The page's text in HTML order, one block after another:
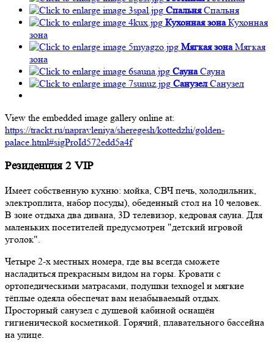
Спальня Спальня
Кухонная зона Кухонная
зона
Мягкая зона Мягкая
зона
Сауна Сауна
Санузел Санузел
View the embedded image gallery online at:
https://trackt.ru/napravleniya/sheregesh/kottedzhi/golden-
palace.html#sigProId572edd5a4f
Резиденция 2 VIP
Имеет собственную кухню: мойка, СВЧ печь, холодильник,
электроплита, набор посуды), обеденный стол на 10 человек.
В зоне отдыха два дивана, 3D телевизор, кедровая сауна. Для
маленьких посетителей предусмотрен "детский игровой
уголок".
Четыре 2-х местных номера, где вы всегда сможете
насладиться прекрасным видом на горы. Кровати с
ортопедическими матрасами, подушки texnogel и мягкие
тёплые одеяла обеспечат вам незабываемый отдых.
Просторный санузел с душевой кабиной оснащён
гигиенической косметикой. Горячий, плавательного бассейна
на улице.